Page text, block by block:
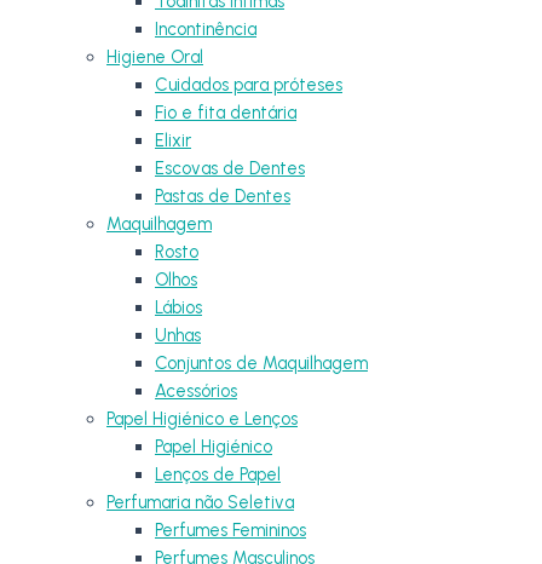
Incontinência
Higiene Oral
Cuidados para próteses
Fio e fita dentária
Elixir
Escovas de Dentes
Pastas de Dentes
Maquilhagem
Rosto
Olhos
Lábios
Unhas
Conjuntos de Maquilhagem
Acessórios
Papel Higiénico e Lenços
Papel Higiénico
Lenços de Papel
Perfumaria não Seletiva
Perfumes Femininos
Perfumes Masculinos